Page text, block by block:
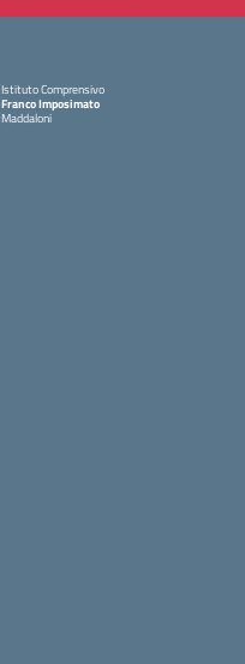
Istituto Comprensivo
Franco Imposimato
Maddaloni